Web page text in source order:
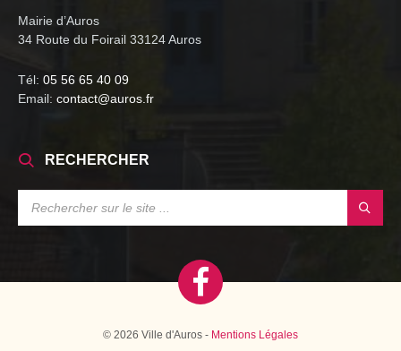
Mairie d’Auros
34 Route du Foirail 33124 Auros
Tél: 05 56 65 40 09
Email: contact@auros.fr
RECHERCHER
© 2026 Ville d'Auros - Mentions Légales